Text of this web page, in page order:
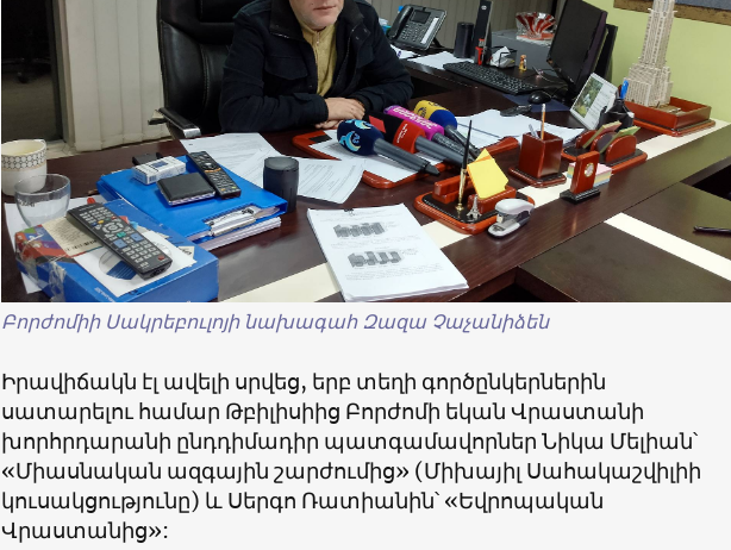
Բորժոմիի Սակրեբուլոյի նախագահ Զազա Չաչանիձեն
Իրավիճակն էլ ավելի սրվեց, երբ տեղի գործընկերներին
սատարելու համար Թբիլիսիից Բորժոմի եկան Վրաստանի
խորհրդարանի ընդդիմադիր պատգամավորներ Նիկա Մելիան՝
«Միասնական ազգային շարժումից» (Միխայիլ Սահակաշվիլիի
կուսակցությունը) և Սերգո Ռատիանին՝ «Եվրոպական
Վրաստանից»: